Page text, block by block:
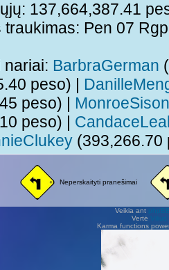
137,664,387.41
traukimas: Pen 07
nariai: BarbraGerman
peso) |
peso) | MonroeSison
peso) |
Neperskaityti pranešimai
Veikia ant
Vertė Vilius
Karma functions